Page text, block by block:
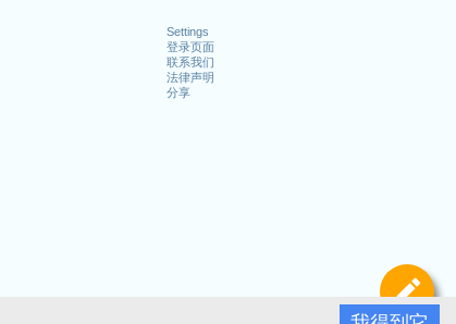
Settings
登录页面
联系我们
法律声明
分享
定